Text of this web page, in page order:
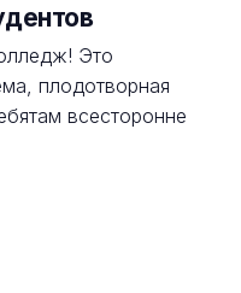
Это
плодотворная
всесторонне